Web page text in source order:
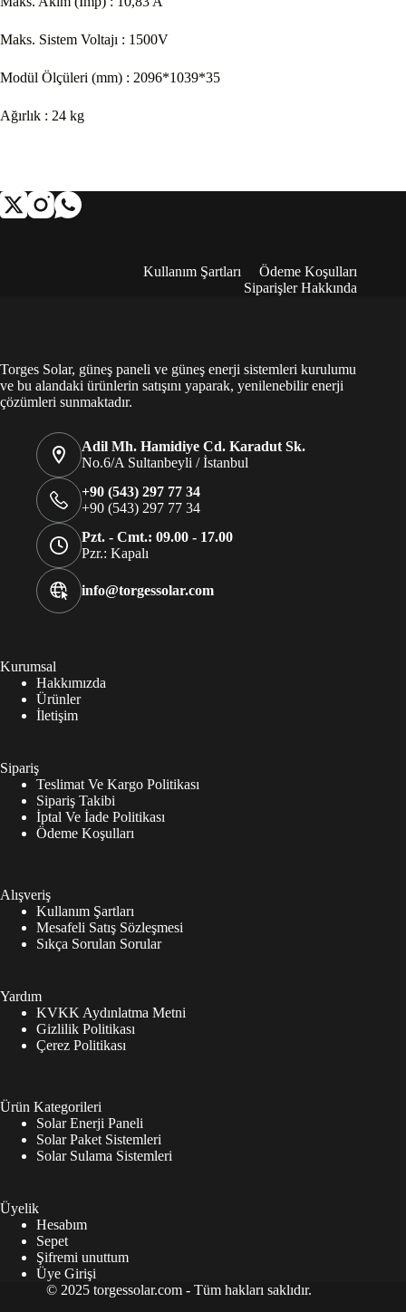
Maks. Sistem Voltajı : 1500V
Modül Ölçüleri (mm) : 2096*1039*35
Ağırlık : 24 kg
Kullanım Şartları
Ödeme Koşulları
Siparişler Hakkında
Torges Solar, güneş paneli ve güneş enerji sistemleri kurulumu
ve bu alandaki ürünlerin satışını yaparak, yenilenebilir enerji
çözümleri sunmaktadır.
Adil Mh. Hamidiye Cd. Karadut Sk.
No.6/A Sultanbeyli / İstanbul
+90 (543) 297 77 34
+90 (543) 297 77 34
Pzt. - Cmt.: 09.00 - 17.00
Pzr.: Kapalı
info@torgessolar.com
Kurumsal
Hakkımızda
Ürünler
İletişim
Sipariş
Teslimat Ve Kargo Politikası
Sipariş Takibi
İptal Ve İade Politikası
Ödeme Koşulları
Alışveriş
Kullanım Şartları
Mesafeli Satış Sözleşmesi
Sıkça Sorulan Sorular
Yardım
KVKK Aydınlatma Metni
Gizlilik Politikası
Çerez Politikası
Ürün Kategorileri
Solar Enerji Paneli
Solar Paket Sistemleri
Solar Sulama Sistemleri
Üyelik
Hesabım
Sepet
Şifremi unuttum
Üye Girişi
© 2025 torgessolar.com - Tüm hakları saklıdır.